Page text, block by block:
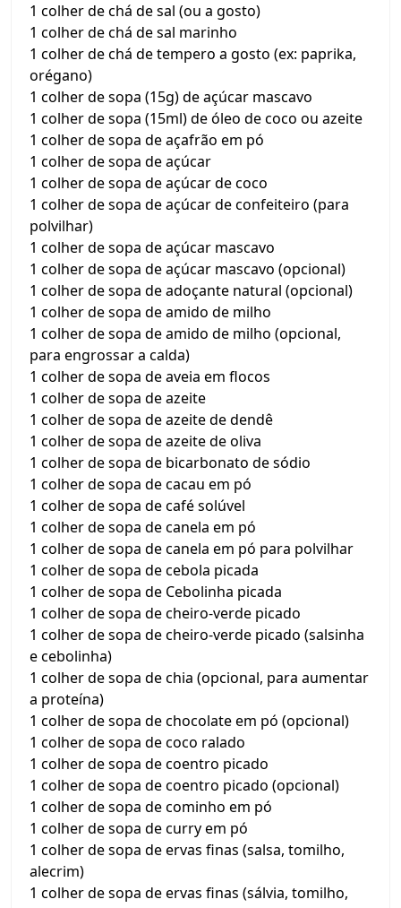
1 colher de chá de sal (ou a gosto)
1 colher de chá de sal marinho
1 colher de chá de tempero a gosto (ex: paprika,
orégano)
1 colher de sopa (15g) de açúcar mascavo
1 colher de sopa (15ml) de óleo de coco ou azeite
1 colher de sopa de açafrão em pó
1 colher de sopa de açúcar
1 colher de sopa de açúcar de coco
1 colher de sopa de açúcar de confeiteiro (para
polvilhar)
1 colher de sopa de açúcar mascavo
1 colher de sopa de açúcar mascavo (opcional)
1 colher de sopa de adoçante natural (opcional)
1 colher de sopa de amido de milho
1 colher de sopa de amido de milho (opcional,
para engrossar a calda)
1 colher de sopa de aveia em flocos
1 colher de sopa de azeite
1 colher de sopa de azeite de dendê
1 colher de sopa de azeite de oliva
1 colher de sopa de bicarbonato de sódio
1 colher de sopa de cacau em pó
1 colher de sopa de café solúvel
1 colher de sopa de canela em pó
1 colher de sopa de canela em pó para polvilhar
1 colher de sopa de cebola picada
1 colher de sopa de Cebolinha picada
1 colher de sopa de cheiro-verde picado
1 colher de sopa de cheiro-verde picado (salsinha
e cebolinha)
1 colher de sopa de chia (opcional, para aumentar
a proteína)
1 colher de sopa de chocolate em pó (opcional)
1 colher de sopa de coco ralado
1 colher de sopa de coentro picado
1 colher de sopa de coentro picado (opcional)
1 colher de sopa de cominho em pó
1 colher de sopa de curry em pó
1 colher de sopa de ervas finas (salsa, tomilho,
alecrim)
1 colher de sopa de ervas finas (sálvia, tomilho,